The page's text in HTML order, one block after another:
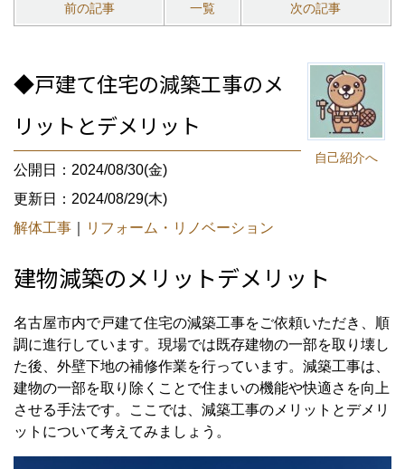
前の記事 一覧 次の記事
自己紹介へ
◆戸建て住宅の減築工事のメ
リットとデメリット
公開日：2024/08/30(金)
更新日：2024/08/29(木)
解体工事
リフォーム・リノベーション
建物減築のメリットデメリット
名古屋市内で戸建て住宅の減築工事をご依頼いただき、順
調に進行しています。現場では既存建物の一部を取り壊し
た後、外壁下地の補修作業を行っています。減築工事は、
建物の一部を取り除くことで住まいの機能や快適さを向上
させる手法です。ここでは、減築工事のメリットとデメリ
ットについて考えてみましょう。